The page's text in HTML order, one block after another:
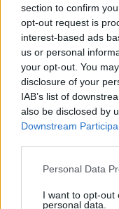
section to confirm
opt-out request is
interest-based ads
us or personal
your opt-out. You
disclosure of your
IAB’s list of
also be disclosed by
Downstream
Please note that this
not limited to your
Personal Data
I want to opt-out
personal data.